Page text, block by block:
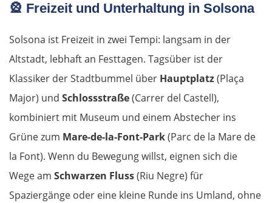
🎡 Freizeit und Unterhaltung in Solsona
Solsona ist Freizeit in zwei Tempi: langsam in der
Altstadt, lebhaft an Festtagen. Tagsüber ist der
Klassiker der Stadtbummel über Hauptplatz(Plaça
Major) und Schlossstraße(Carrer del Castell),
kombiniert mit Museum und einem Abstecher ins
Grüne zum Mare-de-la-Font-Park(Parc de la Mare de
la Font). Wenn du Bewegung willst, eignen sich die
Wege am Schwarzen Fluss(Riu Negre) für
Spaziergänge oder eine kleine Runde ins Umland, ohne
Linz
Amstetten
St. Pölten
Wien
Slowakei